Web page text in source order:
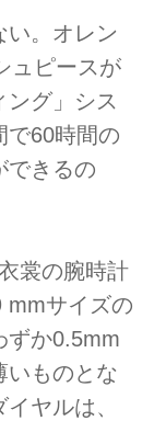
い。オレン
ュピースが
グ」シス
で60時間の
できるの
裳の腕時計
mmサイズの
ずか0.5mm
いものとな
ヤルは、